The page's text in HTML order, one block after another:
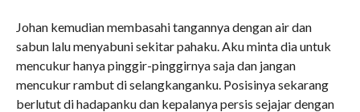
Johan kemudian membasahi tangannya dengan air dan
sabun lalu menyabuni sekitar pahaku. Aku minta dia untuk
mencukur hanya pinggir-pinggirnya saja dan jangan
mencukur rambut di selangkanganku. Posisinya sekarang
berlutut di hadapanku dan kepalanya persis sejajar dengan